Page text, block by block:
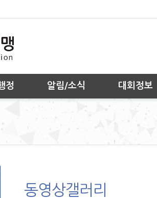
정 알림/소식 대회정보
동영상갤러리